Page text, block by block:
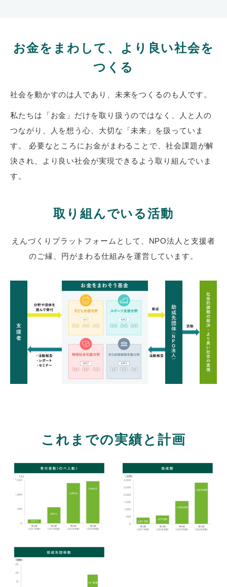
お金をまわして、より良い社会を
つくる
社会を動かすのは人であり、未来をつくるのも人です。
私たちは「お金」だけを取り扱うのではなく、人と人の
つながり、人を想う心、大切な「未来」を扱っていま
す。 必要なところにお金がまわることで、社会課題が解
決され、より良い社会が実現できるよう取り組んでいま
す。
取り組んでいる活動
えんづくりプラットフォームとして、NPO法人と支援者
のご縁、円がまわる仕組みを運営しています。
これまでの実績と計画